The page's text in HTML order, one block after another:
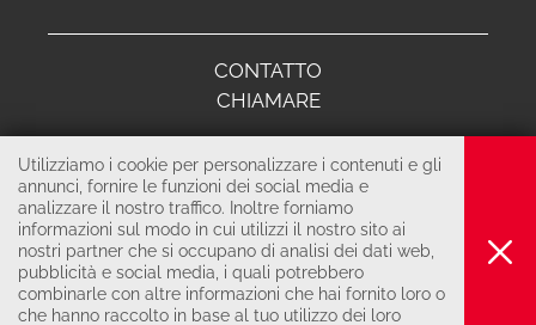
CONTATTO
CHIAMARE
© 2026 Cooperativa di comunità martello 3B
COLOPHON
PRIVACY & COOKIES
produced by
Utilizziamo i cookie per personalizzare i contenuti e gli
annunci, fornire le funzioni dei social media e
analizzare il nostro traffico. Inoltre forniamo
informazioni sul modo in cui utilizzi il nostro sito ai
nostri partner che si occupano di analisi dei dati web,
pubblicità e social media, i quali potrebbero
combinarle con altre informazioni che hai fornito loro o
che hanno raccolto in base al tuo utilizzo dei loro